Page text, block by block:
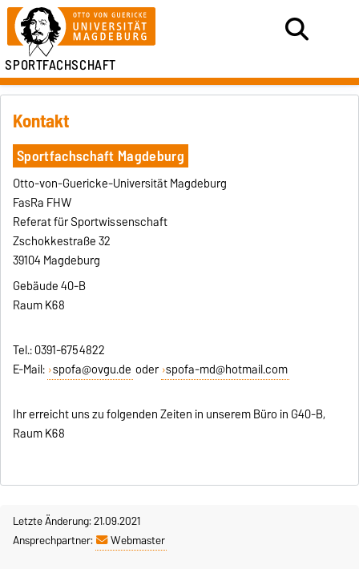
SPORTFACHSCHAFT
Kontakt
Sportfachschaft Magdeburg
Otto-von-Guericke-Universität Magdeburg
FasRa FHW
Referat für Sportwissenschaft
Zschokkestraße 32
39104 Magdeburg
Gebäude 40-B
Raum K68
Tel.: 0391-6754822
E-Mail: spofa@ovgu.de oder spofa-md@hotmail.com
Ihr erreicht uns zu folgenden Zeiten in unserem Büro in G40-B,
Raum K68
Letzte Änderung: 21.09.2021
Ansprechpartner:
Webmaster